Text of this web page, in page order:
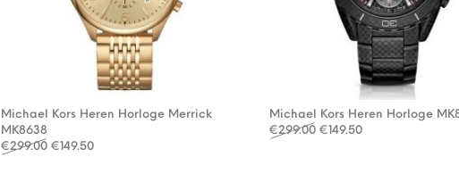
Michael Kors Heren Horloge Merrick
MK8638
€299.00 Oorspronkelijke prijs was: €299.00.
€149.50Huidige prijs is: €149.50.
Michael Kors Heren Horloge
€299.00 Oorspronkelijke prijs
€149.50Huidige prijs is: